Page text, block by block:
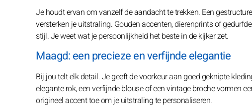
Je houdt ervan om vanzelf de aandacht te trekken. Een
versterken je uitstraling. Gouden accenten, dierenprints of
stijl. Je weet wat je persoonlijkheid het beste in de kijker zet.
Maagd: een precieze en verfijnde elegantie
Bij jou telt elk detail. Je geeft de voorkeur aan goed geknipte
elegante rok, een verfijnde blouse of een vintage broche vormen
origineel accent toe om je uitstraling te personaliseren.